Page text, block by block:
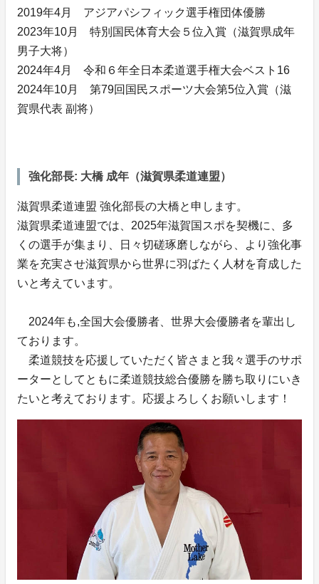
2019年4月 アジアパシフィック選手権団体優勝
2023年10月 特別国民体育大会５位入賞（滋賀県成年
男子大将）
2024年4月 令和６年全日本柔道選手権大会ベスト16
2024年10月 第79回国民スポーツ大会第5位入賞（滋
賀県代表 副将）
強化部長: 大橋 成年（滋賀県柔道連盟）
滋賀県柔道連盟 強化部長の大橋と申します。
滋賀県柔道連盟では、2025年滋賀国スポを契機に、多
くの選手が集まり、日々切磋琢磨しながら、より強化事
業を充実させ滋賀県から世界に羽ばたく人材を育成した
いと考えています。
2024年も,全国大会優勝者、世界大会優勝者を輩出し
ております。
柔道競技を応援していただく皆さまと我々選手のサポ
ーターとしてともに柔道競技総合優勝を勝ち取りにいき
たいと考えております。応援よろしくお願いします！